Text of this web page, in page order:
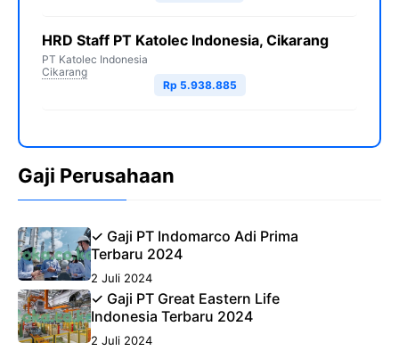
HRD Staff PT Katolec Indonesia, Cikarang
PT Katolec Indonesia
Cikarang
Rp 5.938.885
Gaji Perusahaan
✓ Gaji PT Indomarco Adi Prima
Terbaru 2024
2 Juli 2024
✓ Gaji PT Great Eastern Life
Indonesia Terbaru 2024
2 Juli 2024